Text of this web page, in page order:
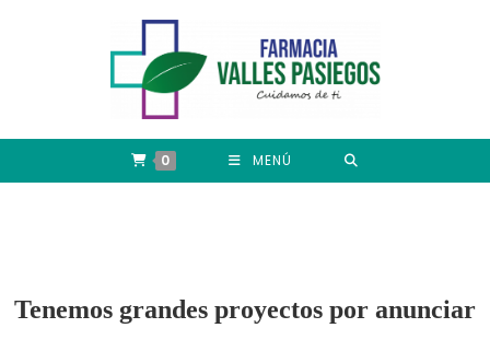
0 MENÚ
Tenemos grandes proyectos por anunciar